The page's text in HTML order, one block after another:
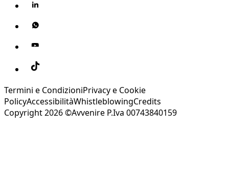
Termini e CondizioniPrivacy e Cookie
PolicyAccessibilitàWhistleblowingCredits
Copyright 2026 ©Avvenire P.Iva 00743840159